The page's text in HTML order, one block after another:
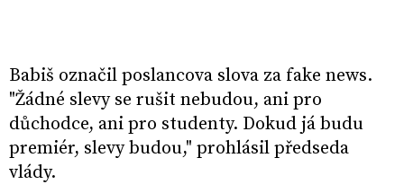
Babiš označil poslancova slova za fake news.
"Žádné slevy se rušit nebudou, ani pro
důchodce, ani pro studenty. Dokud já budu
premiér, slevy budou," prohlásil předseda
vlády.